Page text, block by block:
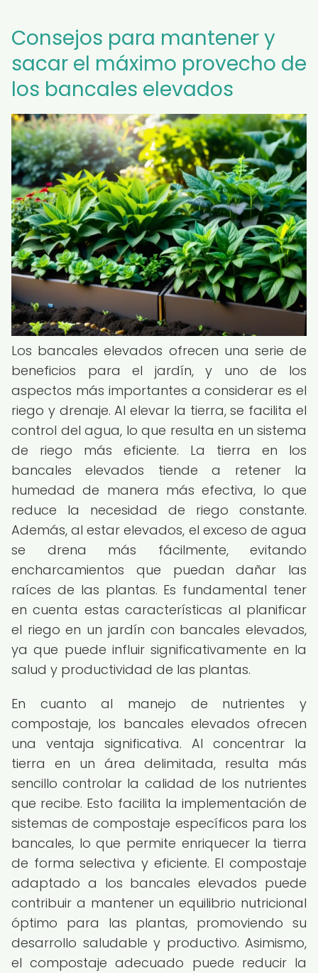
Consejos para mantener y
sacar el máximo provecho de
los bancales elevados
Los bancales elevados ofrecen una serie de
beneficios para el jardín, y uno de los
aspectos más importantes a considerar es el
riego y drenaje. Al elevar la tierra, se facilita el
control del agua, lo que resulta en un sistema
de riego más eficiente. La tierra en los
bancales elevados tiende a retener la
humedad de manera más efectiva, lo que
reduce la necesidad de riego constante.
Además, al estar elevados, el exceso de agua
se drena más fácilmente, evitando
encharcamientos que puedan dañar las
raíces de las plantas. Es fundamental tener
en cuenta estas características al planificar
el riego en un jardín con bancales elevados,
ya que puede influir significativamente en la
salud y productividad de las plantas.
En cuanto al manejo de nutrientes y
compostaje, los bancales elevados ofrecen
una ventaja significativa. Al concentrar la
tierra en un área delimitada, resulta más
sencillo controlar la calidad de los nutrientes
que recibe. Esto facilita la implementación de
sistemas de compostaje específicos para los
bancales, lo que permite enriquecer la tierra
de forma selectiva y eficiente. El compostaje
adaptado a los bancales elevados puede
contribuir a mantener un equilibrio nutricional
óptimo para las plantas, promoviendo su
desarrollo saludable y productivo. Asimismo,
el compostaje adecuado puede reducir la